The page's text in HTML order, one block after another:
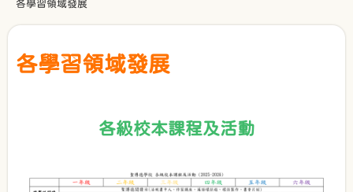
各學習領域發展
各學習領域發展
各級校本課程及活動